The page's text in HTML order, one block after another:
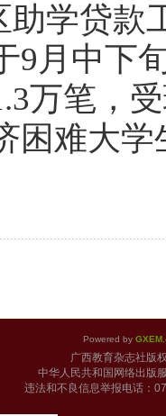
助学贷款
9月中下
万笔，
困难大
Powered by
广西教育杂志
中华人民共和国网络出版
违法和不良信息举报电话：